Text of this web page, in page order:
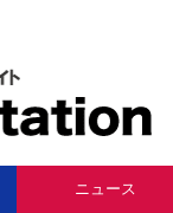
ニュース